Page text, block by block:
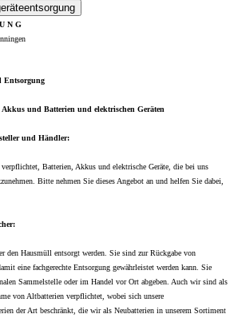
N G
Entsorgung
und Batterien und elektrischen Geräten
und Händler:
Batterien, Akkus und elektrische Geräte, die bei uns
Bitte nehmen Sie dieses Angebot an und helfen Sie dabei,
den Hausmüll entsorgt werden. Sie sind zur Rückgabe von
eine fachgerechte Entsorgung gewährleistet werden kann. Sie
Sammelstelle oder im Handel vor Ort abgeben. Auch wir sind als
von Altbatterien verpflichtet, wobei sich unsere
der Art beschränkt, die wir als Neubatterien in unserem Sortiment